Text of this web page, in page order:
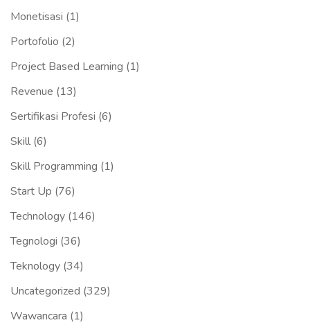
Monetisasi (1)
Portofolio (2)
Project Based Learning (1)
Revenue (13)
Sertifikasi Profesi (6)
Skill (6)
Skill Programming (1)
Start Up (76)
Technology (146)
Tegnologi (36)
Teknology (34)
Uncategorized (329)
Wawancara (1)